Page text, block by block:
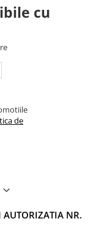
cu
de
AUTORIZATIA NR.